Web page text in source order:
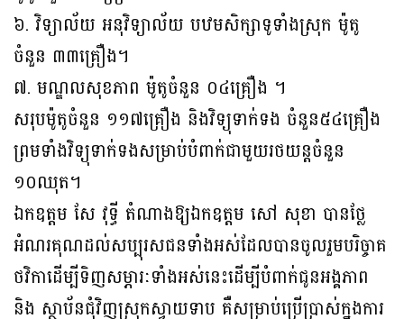
៦. វិទ្យាល័យ អនុវិទ្យាល័យ បឋមសិក្សាទូទាំងស្រុក ម៉ូតូ
ចំនួន ៣៣គ្រឿង។
៧. មណ្ឌលសុខភាព ម៉ូតូចំនួន ០៤គ្រឿង ។
សរុបម៉ូតូចំនួន ១១៧គ្រឿង និងវិទ្យុទាក់ទង ចំនួន៥៤គ្រឿង
ព្រមទាំងវិទ្យុទាក់ទងសម្រាប់បំពាក់ជាមួយរថយន្តចំនួន
១០ឈុត។
ឯកឧត្តម សែ វុទ្ធី តំណាងឱ្យឯកឧត្តម សៅ សុខា បានថ្លែ
អំណរគុណដល់សប្បុរសជនទាំងអស់ដែលបានចូលរួមបរិច្ចាគ
ថវិកាដើម្បីទិញសម្ភារៈទាំងអស់នេះដើម្បីបំពាក់ជូនអង្គភាព
និង ស្ថាប័នជុំវិញស្រុកស្វាយទាប គឺសម្រាប់ប្រើប្រាស់ក្នុងការ